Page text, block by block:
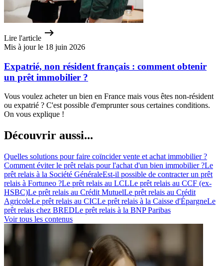
Lire l'article
Mis à jour le 18 juin 2026
Expatrié, non résident français : comment obtenir
un prêt immobilier ?
Vous voulez acheter un bien en France mais vous êtes non-résident
ou expatrié ? C'est possible d'emprunter sous certaines conditions.
On vous explique !
Découvrir aussi...
Quelles solutions pour faire coïncider vente et achat immobilier ?
Comment éviter le prêt relais pour l'achat d'un bien immobilier ?Le
prêt relais à la Société GénéraleEst-il possible de contracter un prêt
relais à Fortuneo ?Le prêt relais au LCLLe prêt relais au CCF (ex-
HSBC)Le prêt relais au Crédit MutuelLe prêt relais au Crédit
AgricoleLe prêt relais au CICLe prêt relais à la Caisse d'ÉpargneLe
prêt relais chez BREDLe prêt relais à la BNP Paribas
Voir tous les contenus